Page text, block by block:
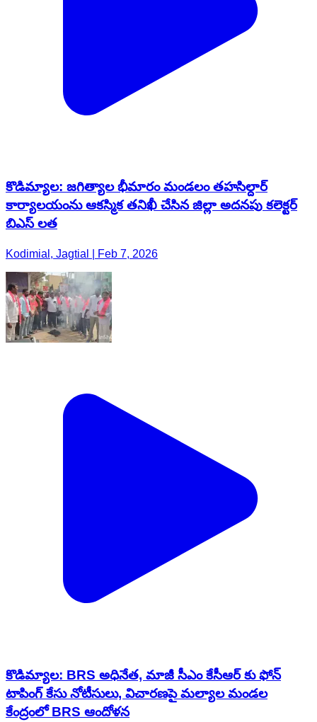
కొడిమ్యాల: జగిత్యాల భీమారం మండలం తహసిల్దార్
కార్యాలయంను ఆకస్మిక తనిఖీ చేసిన జిల్లా అదనపు కలెక్టర్
బిఎస్ లత
Kodimial, Jagtial | Feb 7, 2026
కొడిమ్యాల: BRS అధినేత, మాజీ సీఎం కేసీఆర్ కు ఫోన్
టాపింగ్ కేసు నోటీసులు, విచారణపై మల్యాల మండల
కేంద్రంలో BRS ఆందోళన